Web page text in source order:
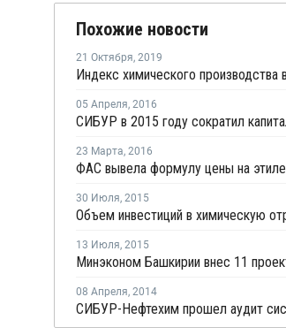
Похожие новости
21 Октября, 2019
05 Апреля, 2016
23 Марта, 2016
30 Июля, 2015
13 Июля, 2015
08 Апреля, 2014